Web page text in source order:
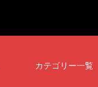
カテゴリー一覧